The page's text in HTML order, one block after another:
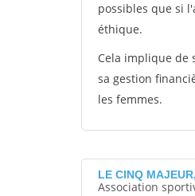
possibles que si
éthique.
Cela implique de
sa gestion
les femmes.
LE CINQ
Association